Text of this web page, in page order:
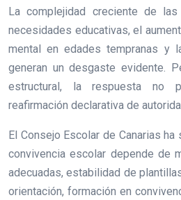
La complejidad creciente de
necesidades educativas, el
mental en edades tempranas y
generan un desgaste evidente.
estructural, la respuesta no
reafirmación declarativa de
El Consejo Escolar de Canarias
convivencia escolar depende de
adecuadas, estabilidad de
orientación, formación en